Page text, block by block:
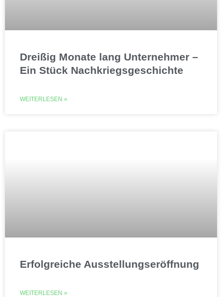
Dreißig Monate lang Unternehmer –
Ein Stück Nachkriegsgeschichte
WEITERLESEN »
Erfolgreiche Ausstellungseröffnung
WEITERLESEN »